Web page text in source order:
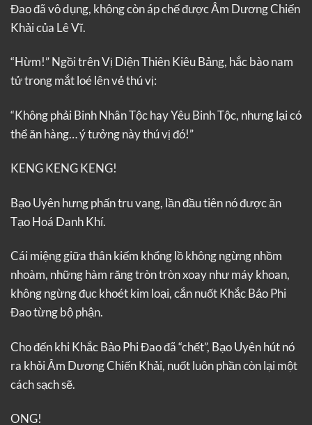
Đao đã vô dụng, không còn áp chế được Âm Dương Chiến
Khải của Lê Vĩ.
“Hừm!” Ngồi trên Vị Diện Thiên Kiêu Bảng, hắc bào nam
tử trong mắt loé lên vẻ thú vị:
“Không phải Binh Nhân Tộc hay Yêu Binh Tộc, nhưng lại có
thể ăn hàng… ý tưởng này thú vị đó!”
KENG KENG KENG!
Bạo Uyên hưng phấn tru vang, lần đầu tiên nó được ăn
Tạo Hoá Danh Khí.
Cái miệng giữa thân kiếm khổng lồ không ngừng nhồm
nhoàm, những hàm răng tròn tròn xoay như máy khoan,
không ngừng đục khoét kim loại, cắn nuốt Khắc Bảo Phi
Đao từng bộ phận.
Cho đến khi Khắc Bảo Phi Đao đã “chết”, Bạo Uyên hút nó
ra khỏi Âm Dương Chiến Khải, nuốt luôn phần còn lại một
cách sạch sẽ.
ONG!